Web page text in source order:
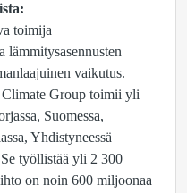
toimija
lämmitysasennusten
vaikutus.
Group toimii yli
Suomessa,
Yhdistyneessä
työllistää yli 2 300
on noin 600 miljoonaa